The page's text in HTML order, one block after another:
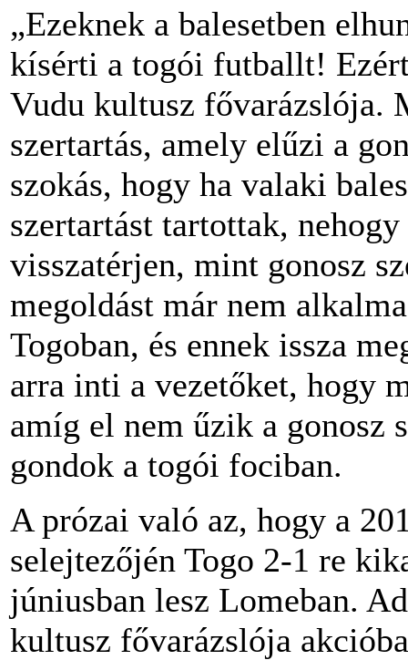
„Ezeknek a balesetben
kísérti a togói futballt!
Vudu kultusz fővarázslója.
szertartás, amely elűzi a
szokás, hogy ha valaki
szertartást tartottak,
visszatérjen, mint gonosz
megoldást már nem
Togoban, és ennek issza
arra inti a vezetőket, hogy
amíg el nem űzik a gonosz
gondok a togói fociban.
A prózai való az, hogy a
selejtezőjén Togo 2-1 re
júniusban lesz Lomeban.
kultusz fővarázslója